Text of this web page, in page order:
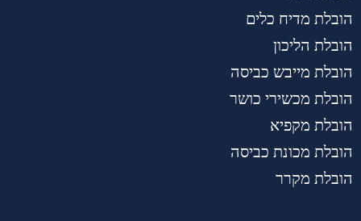
הובלת מדיח כלים
הובלת הליכון
הובלת מייבש כביסה
הובלת מכשירי כושר
הובלת מקפיא
הובלת מכונת כביסה
הובלת מקרר